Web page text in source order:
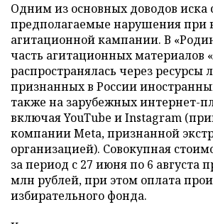
Одним из основных доводов иска
предполагаемые нарушения при
агитационной кампании. В
часть агитационных материалов
распространялась через ресурсы
признанных в России
также на зарубежных интернет-
включая YouTube и Instagram
компании Meta, признанной
организацией). Совокупная
за период с 27 июня по 6 августа
млн рублей, при этом оплата
избирательного фонда.